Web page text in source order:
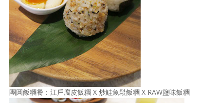
團圓飯糰餐：江戶腐皮飯糰 X 炒鮭魚鬆飯糰 X RAW鹽味飯糰